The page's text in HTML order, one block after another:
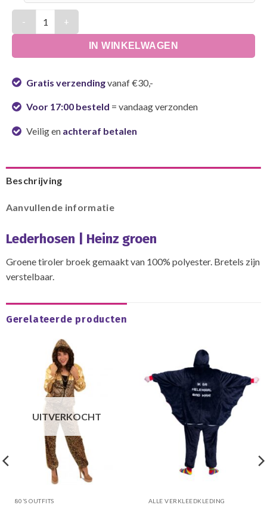
IN WINKELWAGEN
Gratis verzendingvanaf €30,-
Voor 17:00 besteld = vandaag verzonden
Veilig en achteraf betalen
Beschrijving
Aanvullende informatie
Lederhosen | Heinz groen
Groene tiroler broek gemaakt van 100% polyester. Bretels zijn
verstelbaar.
Gerelateerde producten
UITVERKOCHT
80’S OUTFITS ALLE VERKLEEDKLEDING